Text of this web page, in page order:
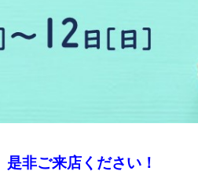
是非ご来店ください！